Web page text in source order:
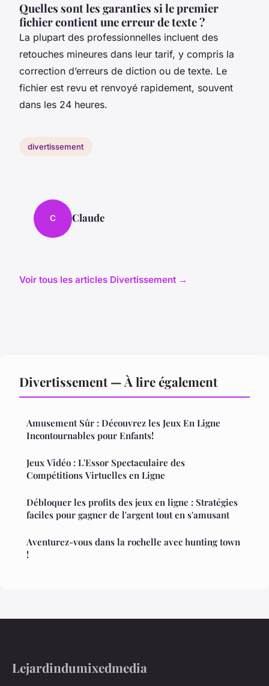
Quelles sont les garanties si le premier
fichier contient une erreur de texte ?
La plupart des professionnelles incluent des
retouches mineures dans leur tarif, y compris la
correction d’erreurs de diction ou de texte. Le
fichier est revu et renvoyé rapidement, souvent
dans les 24 heures.
divertissement
C Claude
Voir tous les articles Divertissement →
Divertissement — À lire également
Amusement Sûr : Découvrez les Jeux En Ligne
Incontournables pour Enfants!
Jeux Vidéo : L'Essor Spectaculaire des
Compétitions Virtuelles en Ligne
Débloquer les profits des jeux en ligne : Stratégies
faciles pour gagner de l'argent tout en s'amusant
Aventurez-vous dans la rochelle avec hunting town
!
Lejardindumixedmedia